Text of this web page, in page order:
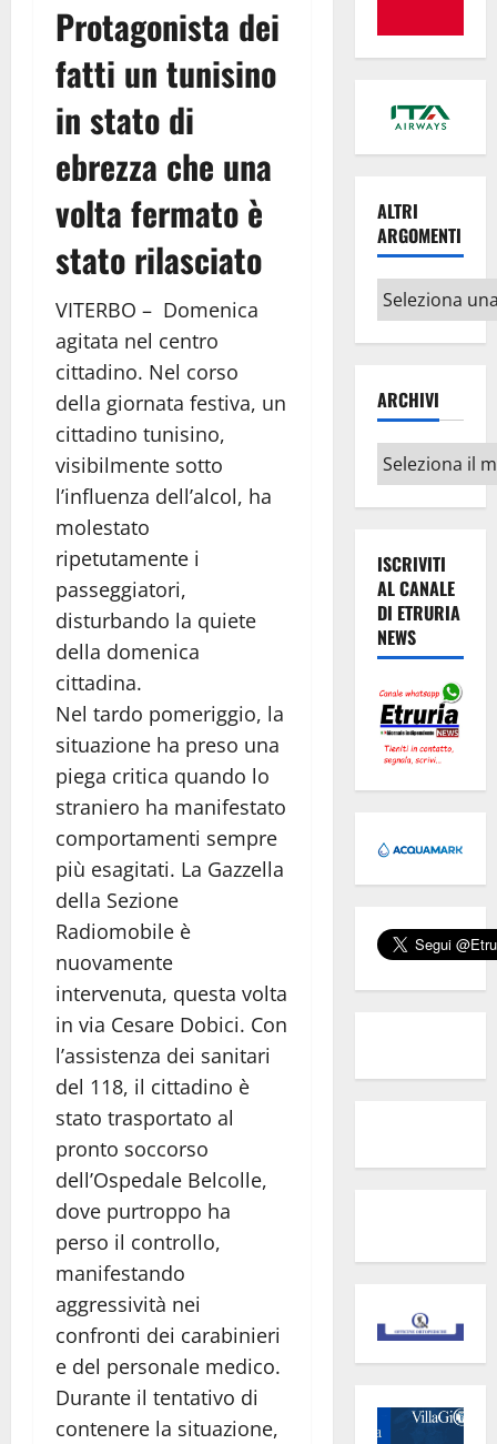
Protagonista dei
fatti un tunisino
in stato di
ebrezza che una
volta fermato è
stato rilasciato
VITERBO – Domenica
agitata nel centro
cittadino. Nel corso
della giornata festiva, un
cittadino tunisino,
visibilmente sotto
l’influenza dell’alcol, ha
molestato
ripetutamente i
passeggiatori,
disturbando la quiete
della domenica
cittadina.
Nel tardo pomeriggio, la
situazione ha preso una
piega critica quando lo
straniero ha manifestato
comportamenti sempre
più esagitati. La Gazzella
della Sezione
Radiomobile è
nuovamente
intervenuta, questa volta
in via Cesare Dobici. Con
l’assistenza dei sanitari
del 118, il cittadino è
stato trasportato al
pronto soccorso
dell’Ospedale Belcolle,
dove purtroppo ha
perso il controllo,
manifestando
aggressività nei
confronti dei carabinieri
e del personale medico.
Durante il tentativo di
contenere la situazione,
ALTRI
ARGOMENTI
Altri
argomenti
ARCHIVI
Archivi
ISCRIVITI
AL CANALE
DI ETRURIA
NEWS